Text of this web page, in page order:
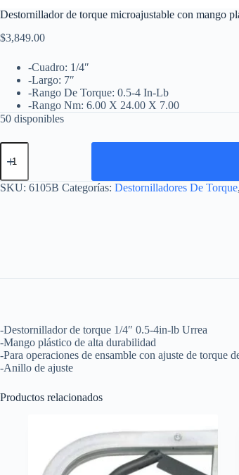
Destornillador de torque microajustable con mango
$3,849.00
-Cuadro: 1/4″
-Largo: 7″
-Rango De Torque: 0.5-4 In-Lb
-Rango Nm: 6.00 X 24.00 X 7.00
50 disponibles
Destornillador
de
microajustable
con
4
cantidad
SKU: 6105B Categorías: Destornilladores De Torque,
-Destornillador de torque 1/4″ 0.5-4in-lb Urrea
-Mango plástico de alta durabilidad
-Para operaciones de ensamble con ajuste de torque
-Anillo de ajuste
Productos relacionados